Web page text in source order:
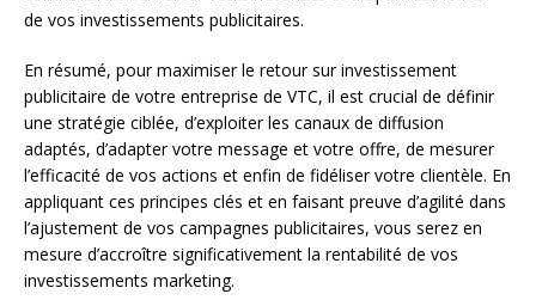
de vos investissements publicitaires.
En résumé, pour maximiser le retour sur investissement
publicitaire de votre entreprise de VTC, il est crucial de définir
une stratégie ciblée, d’exploiter les canaux de diffusion
adaptés, d’adapter votre message et votre offre, de mesurer
l’efficacité de vos actions et enfin de fidéliser votre clientèle. En
appliquant ces principes clés et en faisant preuve d’agilité dans
l’ajustement de vos campagnes publicitaires, vous serez en
mesure d’accroître significativement la rentabilité de vos
investissements marketing.